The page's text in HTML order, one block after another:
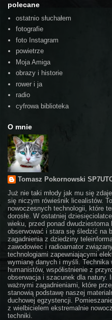
polecane
ostatnio słuchałem
fotografie
foto Instagram
powietrze
Moja Amiga
obrazy i historie
rower i ja
radio
cyfrowa biblioteka
O mnie
Tomasz Pokornowski
Już nie taki młody jak mu się
się niczym rówieśnik licealistów.
nowoczesnych technologii, które
dorosłe. W ostatniej dziesięciolatce
wieku, przed ponad dwudziestoma
obserwować i stara się śledzić na
zagadnienia z dziedziny
zawodowiec i radioamator
technologiami zapewniającymi
wymianę danych i myśli. Technika
humanistów, współistnienie z
obserwacja i szacunek dla natury.
ważnymi zagadnieniami, które
stanowią podstawę naszej
duchowej egzystencji.
z wielbicielem ekstremalnie
techniki.